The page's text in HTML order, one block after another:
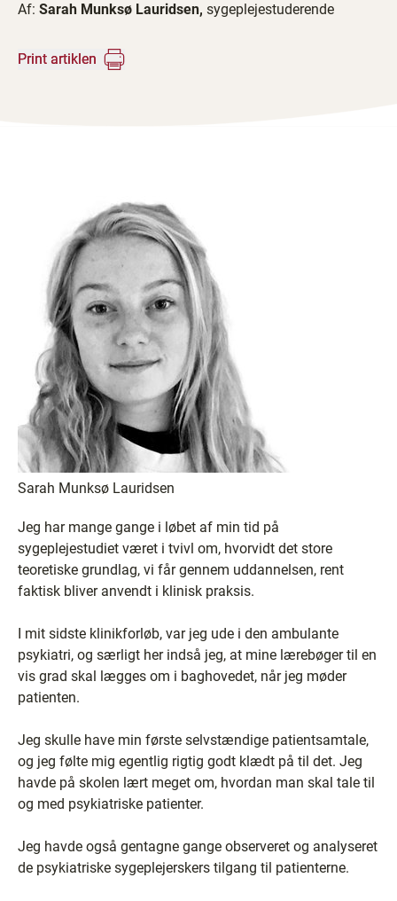
Af: Sarah Munksø Lauridsen, sygeplejestuderende
Print artiklen
Sarah Munksø Lauridsen
Jeg har mange gange i løbet af min tid på
sygeplejestudiet været i tvivl om, hvorvidt det store
teoretiske grundlag, vi får gennem uddannelsen, rent
faktisk bliver anvendt i klinisk praksis.
I mit sidste klinikforløb, var jeg ude i den ambulante
psykiatri, og særligt her indså jeg, at mine lærebøger til en
vis grad skal lægges om i baghovedet, når jeg møder
patienten.
Jeg skulle have min første selvstændige patientsamtale,
og jeg følte mig egentlig rigtig godt klædt på til det. Jeg
havde på skolen lært meget om, hvordan man skal tale til
og med psykiatriske patienter.
Jeg havde også gentagne gange observeret og analyseret
de psykiatriske sygeplejerskers tilgang til patienterne.